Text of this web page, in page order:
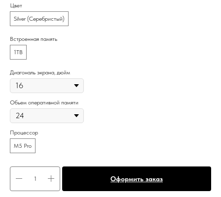
Цвет
Silver (Серебристый)
Встроенная память
1TB
Диагональ экрана, дюйм
Обьем оперативной памяти
Процессор
M5 Pro
Оформить заказ